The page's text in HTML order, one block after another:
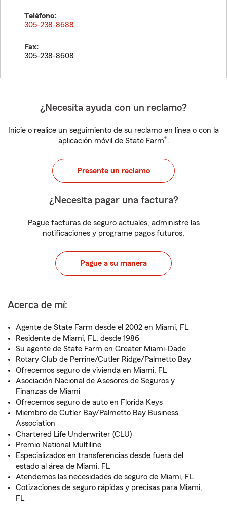
Teléfono:
305-238-8688
Fax:
305-238-8608
¿Necesita ayuda con un reclamo?
Inicie o realice un seguimiento de su reclamo en línea o con la
aplicación móvil de State Farm®.
Presente un reclamo
¿Necesita pagar una factura?
Pague facturas de seguro actuales, administre las
notificaciones y programe pagos futuros.
Pague a su manera
Acerca de mí:
Agente de State Farm desde el 2002 en Miami, FL
Residente de Miami, FL, desde 1986
Su agente de State Farm en Greater Miami-Dade
Rotary Club de Perrine/Cutler Ridge/Palmetto Bay
Ofrecemos seguro de vivienda en Miami, FL
Asociación Nacional de Asesores de Seguros y
Finanzas de Miami
Ofrecemos seguro de auto en Florida Keys
Miembro de Cutler Bay/Palmetto Bay Business
Association
Chartered Life Underwriter (CLU)
Premio National Multiline
Especializados en transferencias desde fuera del
estado al área de Miami, FL
Atendemos las necesidades de seguro de Miami, FL
Cotizaciones de seguro rápidas y precisas para Miami,
FL